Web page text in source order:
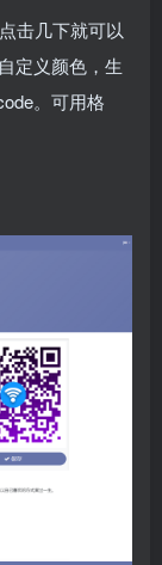
击几下就可以
定义颜色，生
。可用格